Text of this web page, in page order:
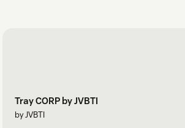
Tray CORP by JVBTI
by JVBTI